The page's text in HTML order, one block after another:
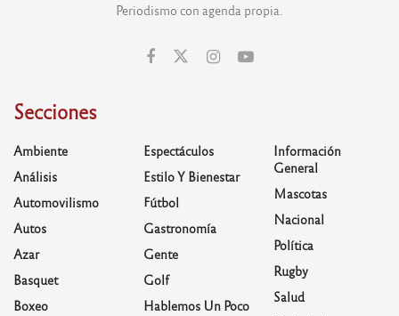
Periodismo con agenda propia.
Secciones
Ambiente
Análisis
Automovilismo
Autos
Azar
Basquet
Boxeo
Espectáculos
Estilo Y Bienestar
Fútbol
Gastronomía
Gente
Golf
Hablemos Un Poco
Información
General
Mascotas
Nacional
Política
Rugby
Salud